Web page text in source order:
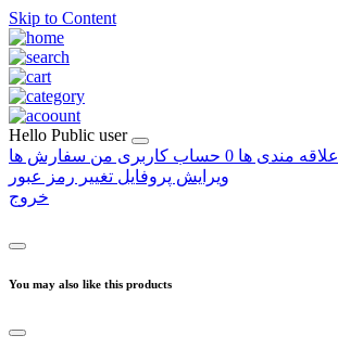
Skip to Content
Hello Public user
علاقه مندی ها 0 حساب کاربری من سفارش ها
ویرایش پروفایل تغییر رمز عبور
خروج
You may also like this products